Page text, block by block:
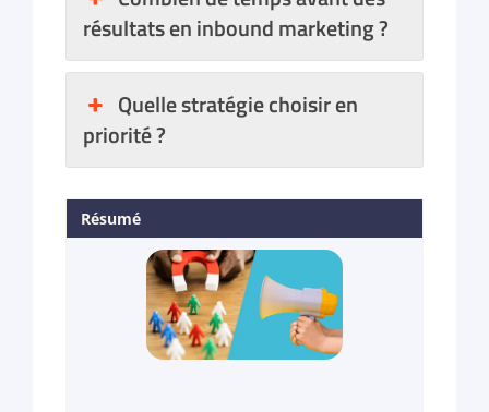
résultats en inbound marketing ?
Quelle stratégie choisir en
priorité ?
Résumé